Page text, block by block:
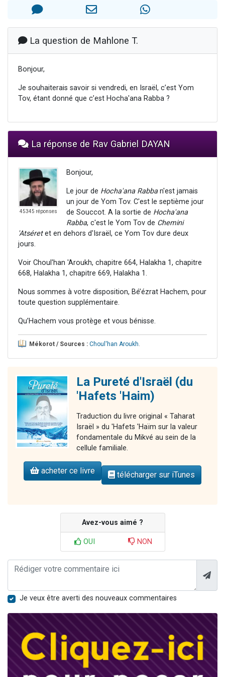
Il reste 49 places pour étudier en groupe sur Zoom
2 personnes viennent de nous rejoindre sur WhatsApp
La question de Mahlone T.
Bonjour,
Je souhaiterais savoir si vendredi, en Israël, c’est Yom
Tov, étant donné que c’est Hocha'ana Rabba ?
La réponse de Rav Gabriel DAYAN
45345 réponses
Bonjour,
Le jour de Hocha'ana Rabban'est jamais
un jour de Yom Tov. C'est le septième jour
de Souccot. A la sortie de Hocha'ana
Rabba, c'est le Yom Tov de Chemini
'Atséretet en dehors d'Israël, ce Yom Tov dure deux
jours.
Voir Choul'han 'Aroukh, chapitre 664, Halakha 1, chapitre
668, Halakha 1, chapitre 669, Halakha 1.
Nous sommes à votre disposition, Bé’ézrat Hachem, pour
toute question supplémentaire.
Qu’Hachem vous protège et vous bénisse.
Mékorot / Sources : Choul'han Aroukh.
La Pureté d'Israël (du
'Hafets 'Haim)
Traduction du livre original « Taharat
Israël » du 'Hafets 'Haïm sur la valeur
fondamentale du Mikvé au sein de la
cellule familiale.
acheter ce livre télécharger sur iTunes
Avez-vous aimé ?
OUI NON
Je veux être averti des nouveaux commentaires